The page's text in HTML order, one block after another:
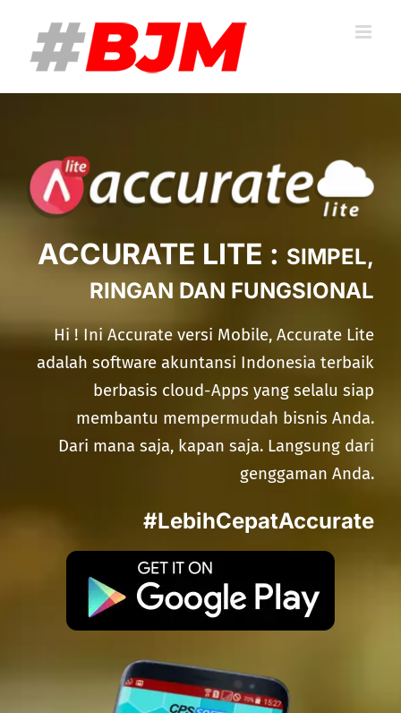
content
ACCURATE LITE : SIMPEL,
RINGAN DAN FUNGSIONAL
Hi ! Ini Accurate versi Mobile, Accurate Lite
adalah software akuntansi Indonesia terbaik
berbasis cloud-Appsyang selalu siap
membantu mempermudah bisnis Anda.
Dari mana saja, kapan saja. Langsung dari
genggaman Anda.
#LebihCepatAccurate